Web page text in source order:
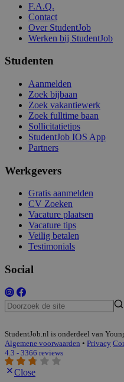
F.A.Q.
Contact
Over StudentJob
Werken bij StudentJob
Studenten
Aanmelden
Zoek bijbaan
Zoek vakantiewerk
Zoek fulltime baan
Sollicitatietips
StudentJob IOS App
Partners
Werkgevers
Gratis aanmelden
CV Zoeken
Vacature plaatsen
Vacature tips
Veilig betalen
Testimonials
Social
StudentJob.nl is onderdeel van
Algemene voorwaarden • Privacy
4.3 - 3366 reviews
Close